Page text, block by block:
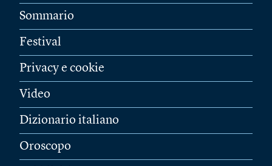
Sommario
Festival
Privacy e cookie
Video
Dizionario italiano
Oroscopo